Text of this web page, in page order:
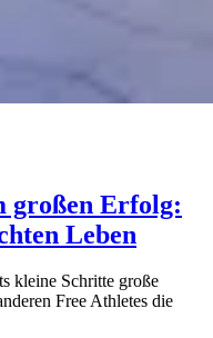
großen Erfolg:
Leben
kleine Schritte große
Free Athletes die